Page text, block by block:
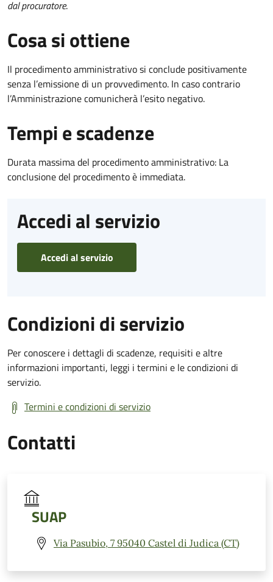
dal procuratore.
Cosa si ottiene
Il procedimento amministrativo si conclude positivamente
senza l’emissione di un provvedimento. In caso contrario
l’Amministrazione comunicherà l’esito negativo.
Tempi e scadenze
Durata massima del procedimento amministrativo: La
conclusione del procedimento è immediata.
Accedi al servizio
Accedi al servizio
Condizioni di servizio
Per conoscere i dettagli di scadenze, requisiti e altre
informazioni importanti, leggi i termini e le condizioni di
servizio.
Termini e condizioni di servizio
Contatti
SUAP
Via Pasubio, 7 95040 Castel di Judica (CT)